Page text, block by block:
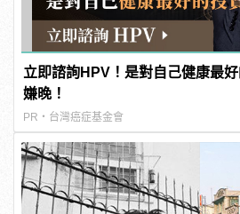
立即諮詢HPV！是對自己健康最
嫌晚！
PR・台灣癌症基金會